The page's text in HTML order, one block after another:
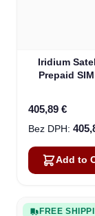
Iridium
Prepaid
405,89 €
Add to
FREE